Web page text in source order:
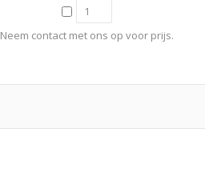
Neem contact met ons op voor prijs.